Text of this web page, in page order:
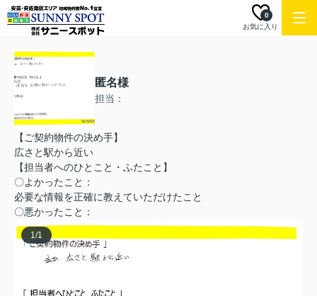
お気に入り
0
匿名様
担当：
【ご契約物件の決め手】
広さと駅から近い
【担当者へのひとこと・ふたこと】
〇よかったこと：
必要な情報を正確に教えていただけたこと
〇悪かったこと：
1/1